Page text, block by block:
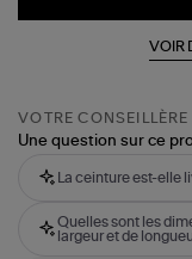
VOIR
VOTRE CONSEILLÈRE
Une question sur ce
La ceinture est-elle
Quelles sont les
largeur et de